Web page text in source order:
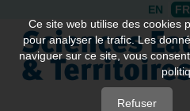
Quick
jump
page
EN FR
Ce site web utilise des cookies
pour analyser le trafic. Les
naviguer sur ce site, vous
Refuser